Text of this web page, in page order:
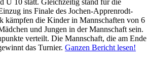
ins Finale des Jochen-Apprenrodt-
kämpfen die Kinder in Mannschaften von 6
und Jungen in der Mannschaft sein.
verteilt. Die Mannschaft, die am Ende
das Turnier. Ganzen Bericht lesen!